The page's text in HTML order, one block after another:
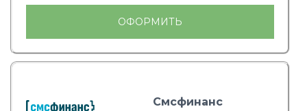
ОФОРМИТЬ
Смсфинанс